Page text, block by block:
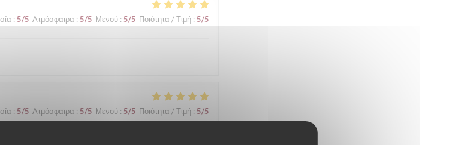
: 5/5 Ατμόσφαιρα : 5/5 Μενού: 5/5 Ποιότητα / Τιμή: 5/5
: 5/5 Ατμόσφαιρα : 5/5 Μενού: 5/5 Ποιότητα / Τιμή: 5/5